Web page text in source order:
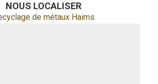
NOUS LOCALISER
de métaux Haims